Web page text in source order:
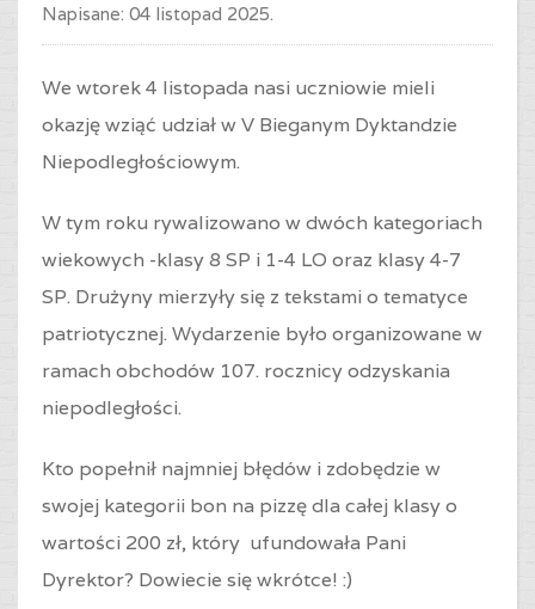
Napisane: 04 listopad 2025.
We wtorek 4 listopada nasi uczniowie mieli
okazję wziąć udział w V Bieganym Dyktandzie
Niepodległościowym.
W tym roku rywalizowano w dwóch kategoriach
wiekowych -klasy 8 SP i 1-4 LO oraz klasy 4-7
SP. Drużyny mierzyły się z tekstami o tematyce
patriotycznej. Wydarzenie było organizowane w
ramach obchodów 107. rocznicy odzyskania
niepodległości.
Kto popełnił najmniej błędów i zdobędzie w
swojej kategorii bon na pizzę dla całej klasy o
wartości 200 zł, który ufundowała Pani
Dyrektor? Dowiecie się wkrótce! :)